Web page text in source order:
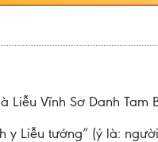
Liễu Vĩnh Sơ Danh
y Liễu tướng” (ý là: